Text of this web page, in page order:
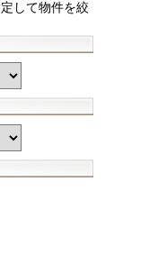
して物件を絞